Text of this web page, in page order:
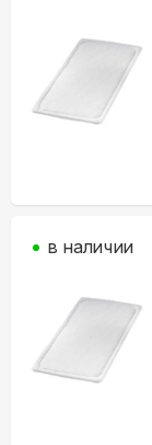
в наличии